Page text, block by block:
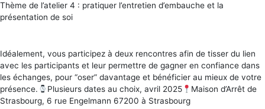
Thème de l’atelier 4 : pratiquer l’entretien d’embauche et la
présentation de soi
Idéalement, vous participez à deux rencontres afin de tisser du lien
avec les participants et leur permettre de gagner en confiance dans
les échanges, pour “oser” davantage et bénéficier au mieux de votre
présence.
Plusieurs dates au choix, avril 2025
Maison d’Arrêt de
Strasbourg, 6 rue Engelmann 67200 à Strasbourg